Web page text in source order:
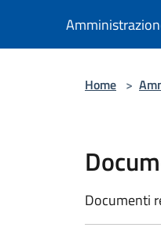
Home >
Documenti